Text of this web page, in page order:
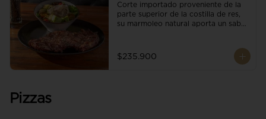
Corte importado proveniente de la
parte superior de la costilla de res,
su marmoleo natural aporta un sabor
con cristales de sal y mantequilla de
ajo y pimientos. Acompañado de una
$235.900
Pizzas